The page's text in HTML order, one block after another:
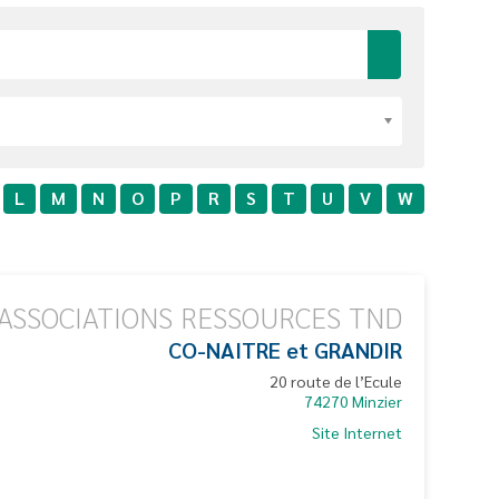
L M N O P R S T U V W
RESSOURCES TND
CO-NAITRE et GRANDIR
20 route de l’Ecule
74270 Minzier
Site Internet